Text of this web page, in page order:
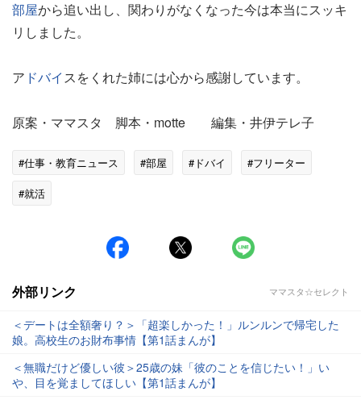
部屋から追い出し、関わりがなくなった今は本当にスッキ
リしました。
ア ドバイスをくれた姉には心から感謝しています。
原案・ママスタ 脚本・motte 編集・井伊テレ子
#仕事・教育ニュース #部屋 #ドバイ
#フリーター
#就活
外部リンク ママスタ☆セレクト
＜デートは全額奢り？＞「超楽しかった！」ルンルンで帰宅した
娘。高校生のお財布事情【第1話まんが】
＜無職だけど優しい彼＞25歳の妹「彼のことを信じたい！」い
や、目を覚ましてほしい【第1話まんが】